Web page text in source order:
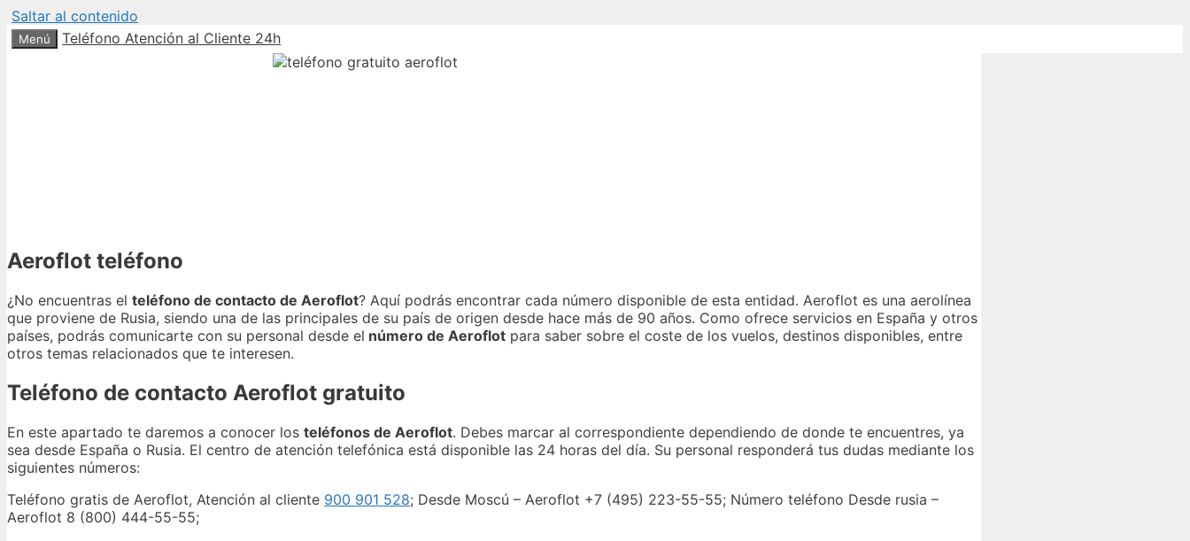
Saltar al contenido
Menú Teléfono Atención al Cliente 24h
Aeroflot teléfono
¿No encuentras el teléfono de contacto de Aeroflot? Aquí podrás encontrar cada número disponible de esta entidad. Aeroflot es una aerolínea
que proviene de Rusia, siendo una de las principales de su país de origen desde hace más de 90 años. Como ofrece servicios en España y otros
países, podrás comunicarte con su personal desde el número de Aeroflot para saber sobre el coste de los vuelos, destinos disponibles, entre
otros temas relacionados que te interesen.
Teléfono de contacto Aeroflot gratuito
En este apartado te daremos a conocer los teléfonos de Aeroflot. Debes marcar al correspondiente dependiendo de donde te encuentres, ya
sea desde España o Rusia. El centro de atención telefónica está disponible las 24 horas del día. Su personal responderá tus dudas mediante los
siguientes números:
Teléfono gratis de Aeroflot, Atención al cliente 900 901 528; Desde Moscú – Aeroflot +7 (495) 223-55-55; Número teléfono Desde rusia –
Aeroflot 8 (800) 444-55-55;